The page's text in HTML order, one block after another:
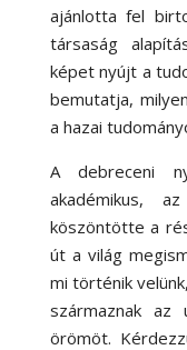
ajánlotta fel
társaság
képet nyújt a
bemutatja,
a hazai
A debreceni
akadémikus,
köszöntötte a
út a világ
mi történik
származnak az
örömöt.